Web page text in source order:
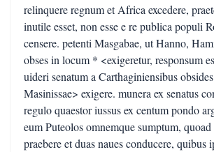
relinquere regnum et Africa excedere,
inutile esset, non esse e re publica populi
censere. petenti Masgabae, ut Hanno,
obses in locum * <exigeretur, responsum
uideri senatum a Carthaginiensibus
Masinissae> exigere. munera ex senatus
regulo quaestor iussus ex centum pondo
eum Puteolos omnemque sumptum,
praebere et duas naues conducere, quibus